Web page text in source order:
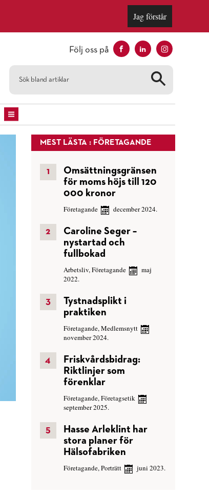
Jag förstår
Följ oss på
MEST LÄSTA : FÖRETAGANDE
Omsättningsgränsen
för moms höjs till 120
000 kronor
Företagande december 2024.
Caroline Seger –
nystartad och
fullbokad
Arbetsliv,Företagande
maj
2022.
Tystnadsplikt i
praktiken
Företagande,Medlemsnytt
november 2024.
Friskvårdsbidrag:
Riktlinjer som
förenklar
Företagande,Företagsetik
september 2025.
Hasse Arleklint har
stora planer för
Hälsofabriken
Företagande,Porträtt juni 2023.